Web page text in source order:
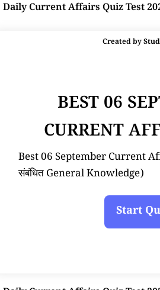
Daily Current Affairs Quiz Test
Created by
BEST 06
CURRENT
Best 06 September Current
संबंधित General Knowledge)